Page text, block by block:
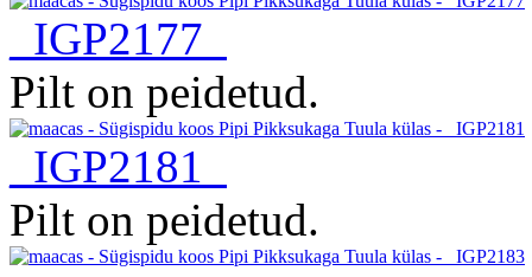
_IGP2177
Pilt on peidetud.
_IGP2181
Pilt on peidetud.